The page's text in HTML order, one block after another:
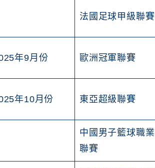
法國足球甲級聯賽
年9月份 歐洲冠軍聯賽
年10月份 東亞超級聯賽
中國男子籃球職業
聯賽